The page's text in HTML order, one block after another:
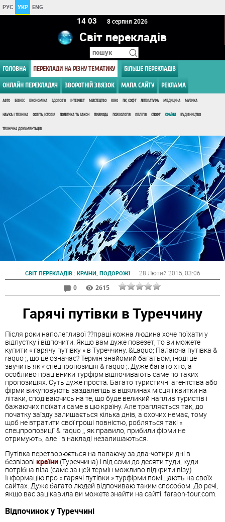
РУС УКР ENG
14 03 8 серпня 2026
Світ перекладів
ГОЛОВНА ПЕРЕКЛАДИ НА РІЗНУ ТЕМАТИКУ БІЛЬШЕ ПЕРЕКЛАДІВ
ОНЛАЙН ПЕРЕКЛАДАЧ ЗВОРОТНІЙ ЗВЯЗОК МАПА САЙТУ РЕКЛАМА
АВТО БІЗНЕС ЕКОНОМІКА ЗДОРОВ'Я ІНТЕРНЕТ МИСТЕЦТВО КІНО ПК, СОФТ ЛІТЕРАТУРА МЕДИЦИНА МУЗИКА
НАУКА І ТЕХНІКА ОСВІТА, ІСТОРІЯ ПОЛІТИКА ТА ЗАКОН ПРИРОДА ПСИХОЛОГІЯ РЕЛІГІЯ СПОРТ КРАЇНИ БУДІВНИЦТВО
ТЕХНІЧНА ДОКУМЕНТАЦІЯ
СВІТ ПЕРЕКЛАДІВ: КРАЇНИ, ПОДОРОЖІ 28 Лютий 2015 , 03:06
0
2615
Гарячі путівки в Туреччину
Після роки наполегливої ??праці кожна людина хоче поїхати у
відпустку і відпочити. Якщо вам дуже повезет, то ви можете
купити « гарячу путівку » в Туреччину. &Laquo; Палаюча путівка &
raquo ;, що це означає? Термін знайомий багатьом, іноді це
звучить як « спецпропозиція & raquo ;. Дуже багато хто, а
особливо працівники турфірм відпочивають саме по таких
пропозиціях. Суть дуже проста. Багато туристичні агентства або
фірми викуповують заздалегідь в відялинах місця і квитки на
літаки, сподіваючись на те, що буде великий наплив туристів і
бажаючих поїхати саме в цю країну. Але трапляється так, до
початку заїзду залишається кілька днів, а охочих немає, тому
щоб не втратити свої гроші повністю, робляться такі «
спецпропозиції & raquo ;, як правило, прибили фірми не
отримують, але і в накладі незалишаються.
Путівка перетворюється на палаючу за два-чотири дні в
безвізові країни (Туреччина) і від семи до десяти туди, куди
потрібна віза (саме за цей термін можливо відкрити візу).
Інформацію про « гарячі путівки » турфірми поміщають на своїх
сайтах. Дуже багато людей відпочиваю таким способом. До речі,
якщо вас зацікавила ви можете знайти на сайті: faraon-tour.com.
Відпочинок у Туреччині